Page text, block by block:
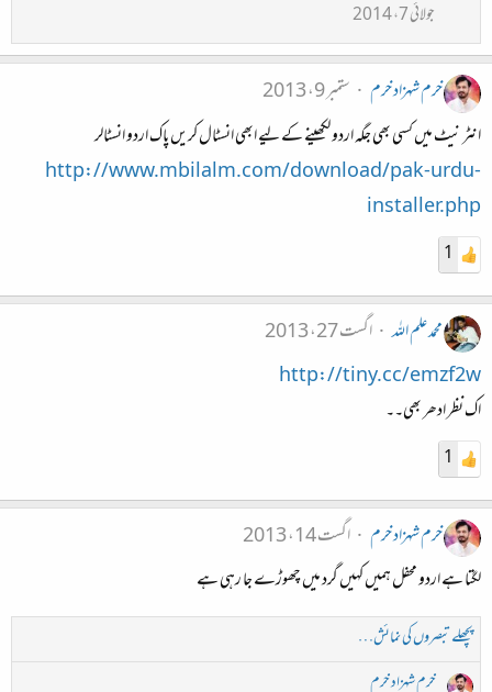
جولائی 7، 2014
خرم شہزاد خرم
ستمبر 9، 2013
انٹر نیٹ میں کسی بھی جگہ اردو لکھینے کے لیے ابھی انسٹال کریں پاک اردو انسٹالر
http://www.mbilalm.com/download/pak-urdu-
installer.php
1
محمد علم اللہ
اگست 27، 2013
http://tiny.cc/emzf2w
اک نظر ادھر بھی۔۔
1
خرم شہزاد خرم
اگست 14، 2013
لگتا ہے اردو محفل ہمیں کہیں گرد میں چھوڑے جا رہی ہے
پچھلے تبصروں کی نمائش…
خرم شہزاد خرم